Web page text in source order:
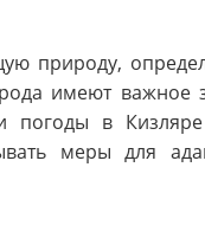
природу,
имеют важное
погоды в
меры для